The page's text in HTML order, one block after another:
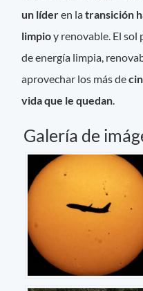
un líderen latransición
limpioy renovable. El sol
de energía limpia,
aprovechar los más de
vida que le quedan
Galería de